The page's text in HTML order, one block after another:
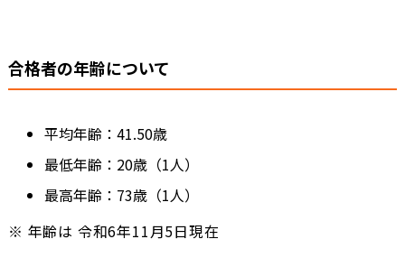
合格者の年齢について
平均年齢：41.50歳
最低年齢：20歳（1人）
最高年齢：73歳（1人）
※ 年齢は 令和6年11月5日現在